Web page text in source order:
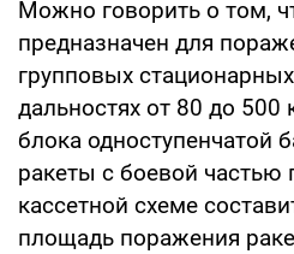
Можно говорить о том,
предназначен для
групповых
дальностях от 80 до 500
блока одноступенчатой
ракеты с боевой
кассетной схеме
площадь поражения